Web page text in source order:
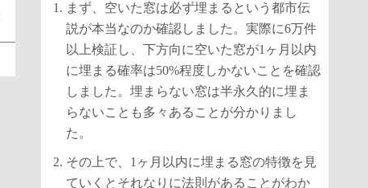
まず、空いた窓は必ず埋まるという都市伝
説が本当なのか確認しました。実際に6万件
以上検証し、下方向に空いた窓が1ヶ月以内
に埋まる確率は50%程度しかないことを確認
しました。埋まらない窓は半永久的に埋ま
らないことも多々あることが分かりまし
た。
その上で、1ヶ月以内に埋まる窓の特徴を見
ていくとそれなりに法則があることがわか